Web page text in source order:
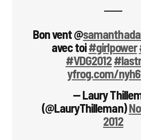
Bon vent @
avec toi#girlpower
#VDG2012
yfrog.com/
— Laury
(@LauryThilleman)
2012